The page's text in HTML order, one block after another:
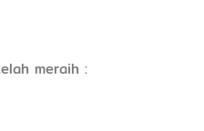
meraih :